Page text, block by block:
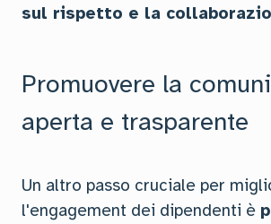
sul rispetto e la
Promuovere la
aperta e trasparente
Un altro passo cruciale per
l'engagement dei dipendenti è